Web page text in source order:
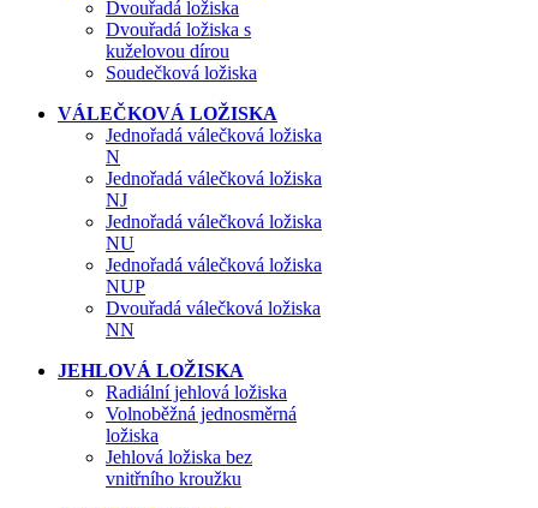
Dvouřadá ložiska
Dvouřadá ložiska s
kuželovou dírou
Soudečková ložiska
VÁLEČKOVÁ LOŽISKA
Jednořadá válečková ložiska
N
Jednořadá válečková ložiska
NJ
Jednořadá válečková ložiska
NU
Jednořadá válečková ložiska
NUP
Dvouřadá válečková ložiska
NN
JEHLOVÁ LOŽISKA
Radiální jehlová ložiska
Volnoběžná jednosměrná
ložiska
Jehlová ložiska bez
vnitřního kroužku